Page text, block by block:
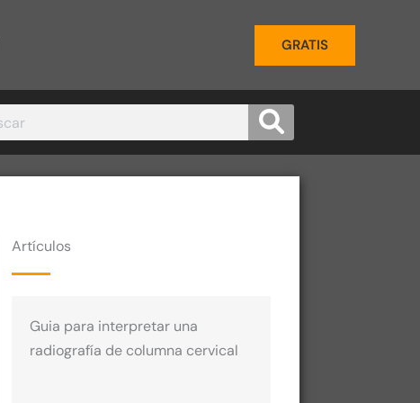
GRATIS
Artículos
Guia para interpretar una
radiografía de columna cervical